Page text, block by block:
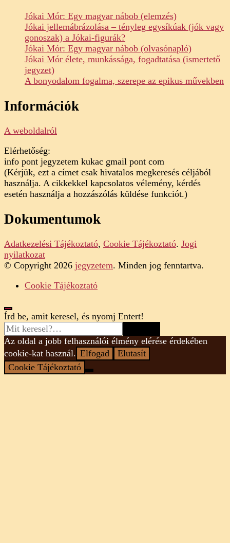
Jókai Mór: Egy magyar nábob (elemzés)
Jókai jellemábrázolása – tényleg egysíkúak (jók vagy
gonoszak) a Jókai-figurák?
Jókai Mór: Egy magyar nábob (olvasónapló)
Jókai Mór élete, munkássága, fogadtatása (ismertető
jegyzet)
A bonyodalom fogalma, szerepe az epikus művekben
Információk
A weboldalról
Elérhetőség:
info pont jegyzetem kukac gmail pont com
(Kérjük, ezt a címet csak hivatalos megkeresés céljából
használja. A cikkekkel kapcsolatos vélemény, kérdés
esetén használja a hozzászólás küldése funkciót.)
Dokumentumok
Adatkezelési Tájékoztató, Cookie Tájékoztató. Jogi
nyilatkozat
© Copyright 2026 jegyzetem. Minden jog fenntartva.
Cookie Tájékoztató
Looking
for
Something?
Írd be, amit keresel, és nyomj Entert!
Az oldal a jobb felhasználói élmény elérése érdekében
cookie-kat használ. Elfogad
Elutasít
Cookie Tájékoztató